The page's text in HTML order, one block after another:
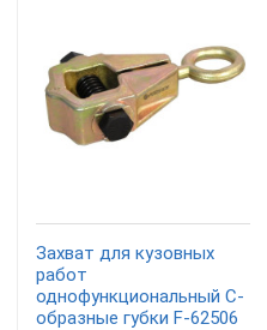
Захват для кузовных
работ
однофункциональный С-
образные губки F-62506